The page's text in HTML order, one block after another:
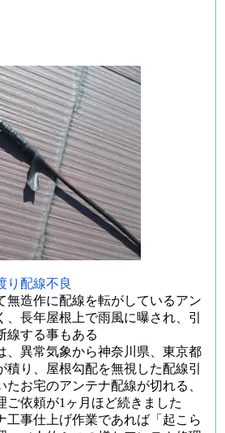
り配線不良
造作に配線を転がしているアン
、長年屋根上で雨風に曝され、引
線する事もある
、異常気象から神奈川県、東京都
積り、屋根勾配を無視した配線引
たお宅のアンテナ配線が切れる、
ご依頼が1ヶ月ほど続きました
事仕上げ作業であれば「起こら